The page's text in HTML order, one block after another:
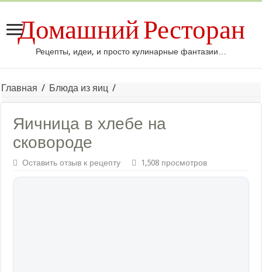
Домашний Ресторан
Рецепты, идеи, и просто кулинарные фантазии…
Главная / Блюда из яиц /
Яичница в хлебе на
сковороде
Оставить отзыв к рецепту 1,508 просмотров